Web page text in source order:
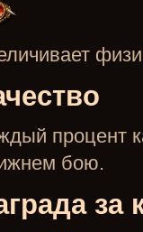
процент
бою.
за